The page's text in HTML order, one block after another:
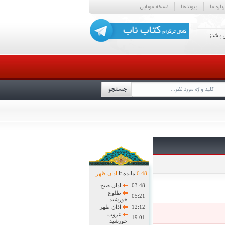
ما پیوندها نسخه موبایل
باشد;
6:48 مانده تا اذان ظهر
03:48
اذان صبح
05:21
طلوع
خورشید
12:12
اذان ظهر
19:01
غروب
خورشید